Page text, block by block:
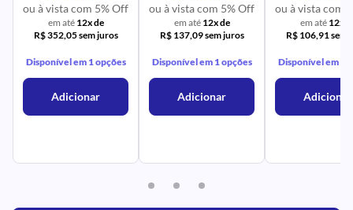
ou à vista com 5% Off
em até 12x de
R$ 352,05 sem juros
Disponível em 1 opções
Adicionar
ou à vista com 5% Off
em até 12x de
R$ 137,09 sem juros
Disponível em 1 opções
Adicionar
ou à vista com
em até 12x
R$ 106,91 sem
Disponível em 1
Adicionar